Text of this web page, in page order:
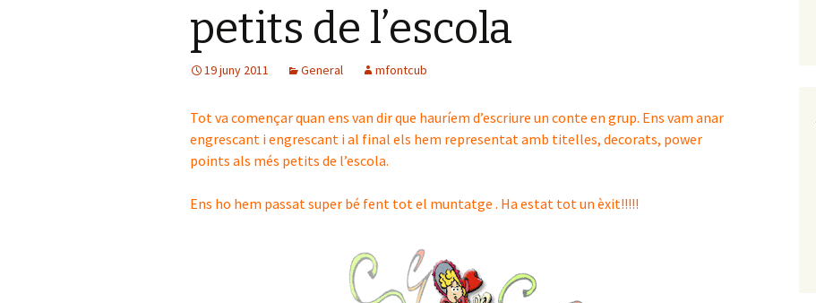
petits de l’escola
19 juny 2011 General mfontcub
Tot va començar quan ens van dir que hauríem d’escriure un conte en grup. Ens vam anar
engrescant i engrescant i al final els hem representat amb titelles, decorats, power
points als més petits de l’escola.
Ens ho hem passat super bé fent tot el muntatge . Ha estat tot un èxit!!!!!